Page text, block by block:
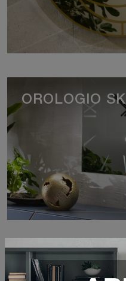
OROLOGIO
SPECCHIO